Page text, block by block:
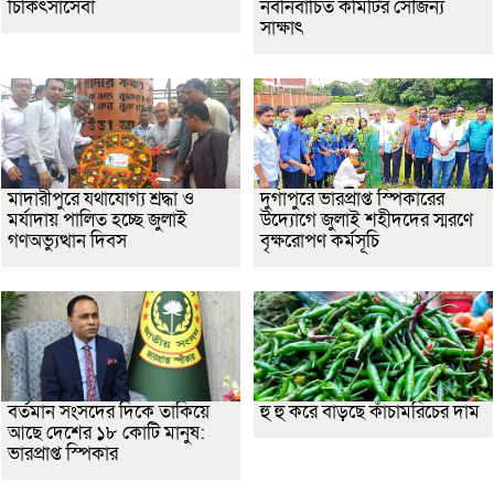
চিকিৎসাসেবা
নবনির্বাচিত কমিটির সৌজন্য
সাক্ষাৎ
মাদারীপুরে যথাযোগ্য শ্রদ্ধা ও
মর্যাদায় পালিত হচ্ছে জুলাই
গণঅভ্যুত্থান দিবস
দুর্গাপুরে ভারপ্রাপ্ত স্পিকারের
উদ্যোগে জুলাই শহীদদের স্মরণে
বৃক্ষরোপণ কর্মসূচি
বর্তমান সংসদের দিকে তাকিয়ে
আছে দেশের ১৮ কোটি মানুষ:
ভারপ্রাপ্ত স্পিকার
হু হু করে বাড়ছে কাঁচামরিচের দাম